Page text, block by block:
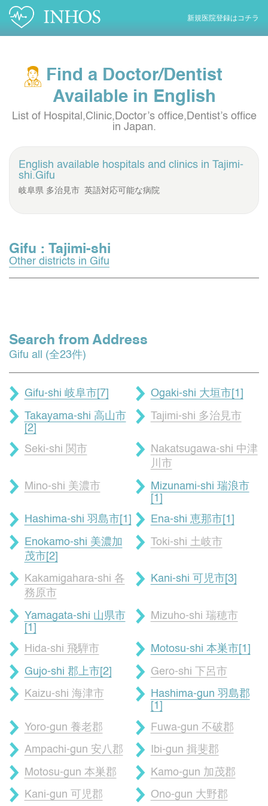
新規医院登録はコチラ
Find a Doctor/Dentist
Available in English
List of Hospital,Clinic,Doctor’s office,Dentist’s office
in Japan.
English available hospitals and clinics in Tajimi-
shi.Gifu
岐阜県 多治見市 英語対応可能な病院
Gifu : Tajimi-shi
Other districts in Gifu
Search from Address
Gifu all (全23件)
Gifu-shi 岐阜市[7] Ogaki-shi 大垣市[1]
Takayama-shi 高山市
[2]
Tajimi-shi 多治見市
Seki-shi 関市
Nakatsugawa-shi 中津
川市
Mino-shi 美濃市
Mizunami-shi 瑞浪市
[1]
Hashima-shi 羽島市[1]
Ena-shi 恵那市[1]
Enokamo-shi 美濃加
茂市[2]
Toki-shi 土岐市
Kakamigahara-shi 各
務原市
Kani-shi 可児市[3]
Yamagata-shi 山県市
[1]
Mizuho-shi 瑞穂市
Hida-shi 飛騨市 Motosu-shi 本巣市[1]
Gujo-shi 郡上市[2] Gero-shi 下呂市
Kaizu-shi 海津市
Hashima-gun 羽島郡
[1]
Yoro-gun 養老郡
Fuwa-gun 不破郡
Ampachi-gun 安八郡 Ibi-gun 揖斐郡
Motosu-gun 本巣郡 Kamo-gun 加茂郡
Kani-gun 可児郡 Ono-gun 大野郡